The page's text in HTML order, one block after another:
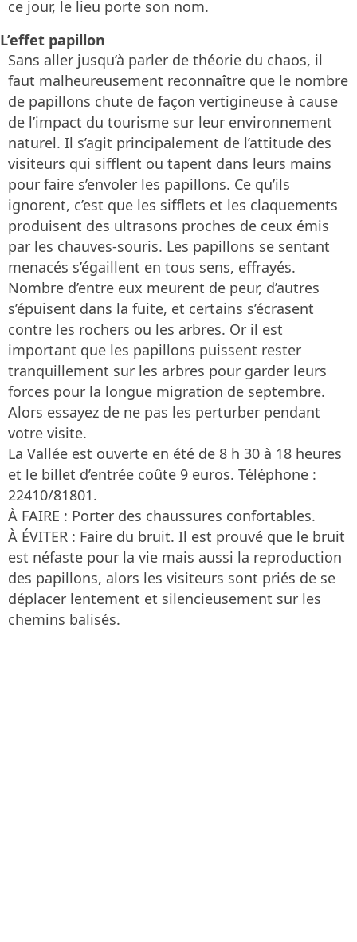
ce jour, le lieu porte son nom.
L’effet papillon
Sans aller jusqu’à parler de théorie du chaos, il
faut malheureusement reconnaître que le nombre
de papillons chute de façon vertigineuse à cause
de l’impact du tourisme sur leur environnement
naturel. Il s’agit principalement de l’attitude des
visiteurs qui sifflent ou tapent dans leurs mains
pour faire s’envoler les papillons. Ce qu’ils
ignorent, c’est que les sifflets et les claquements
produisent des ultrasons proches de ceux émis
par les chauves-souris. Les papillons se sentant
menacés s’égaillent en tous sens, effrayés.
Nombre d’entre eux meurent de peur, d’autres
s’épuisent dans la fuite, et certains s’écrasent
contre les rochers ou les arbres. Or il est
important que les papillons puissent rester
tranquillement sur les arbres pour garder leurs
forces pour la longue migration de septembre.
Alors essayez de ne pas les perturber pendant
votre visite.
La Vallée est ouverte en été de 8 h 30 à 18 heures
et le billet d’entrée coûte 9 euros. Téléphone :
22410/81801.
À FAIRE : Porter des chaussures confortables.
À ÉVITER : Faire du bruit. Il est prouvé que le bruit
est néfaste pour la vie mais aussi la reproduction
des papillons, alors les visiteurs sont priés de se
déplacer lentement et silencieusement sur les
chemins balisés.